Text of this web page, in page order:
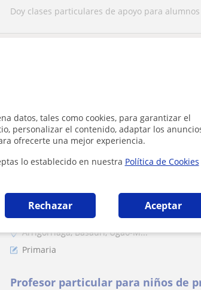
datos, tales como cookies, para garantizar el
personalizar el contenido, adaptar los
ofrecerte una mejor experiencia.
lo establecido en nuestra Política de Cookies
Rechazar Aceptar
Doy clases particulares de apoyo para
Clases de refuerzo en Educación
Soy Aitziber, graduada en Educación
desde 1º...
Irati
Arrigorriaga, Basauri, Ugao-M...
Primaria
Profesor particular para niños de